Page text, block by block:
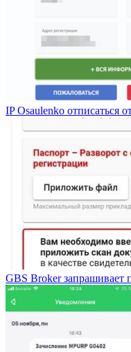
IP Osaulenko отписаться
GBS Broker запрашивает